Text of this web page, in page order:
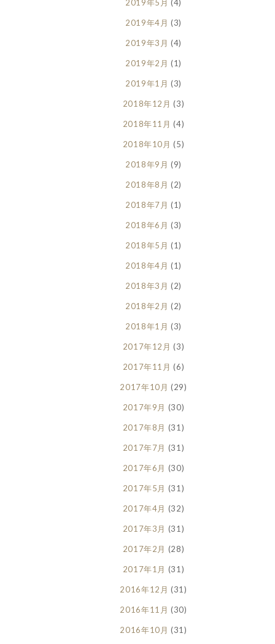
2019年5月 (4)
2019年4月 (3)
2019年3月 (4)
2019年2月 (1)
2019年1月 (3)
2018年12月 (3)
2018年11月 (4)
2018年10月 (5)
2018年9月 (9)
2018年8月 (2)
2018年7月 (1)
2018年6月 (3)
2018年5月 (1)
2018年4月 (1)
2018年3月 (2)
2018年2月 (2)
2018年1月 (3)
2017年12月 (3)
2017年11月 (6)
2017年10月 (29)
2017年9月 (30)
2017年8月 (31)
2017年7月 (31)
2017年6月 (30)
2017年5月 (31)
2017年4月 (32)
2017年3月 (31)
2017年2月 (28)
2017年1月 (31)
2016年12月 (31)
2016年11月 (30)
2016年10月 (31)